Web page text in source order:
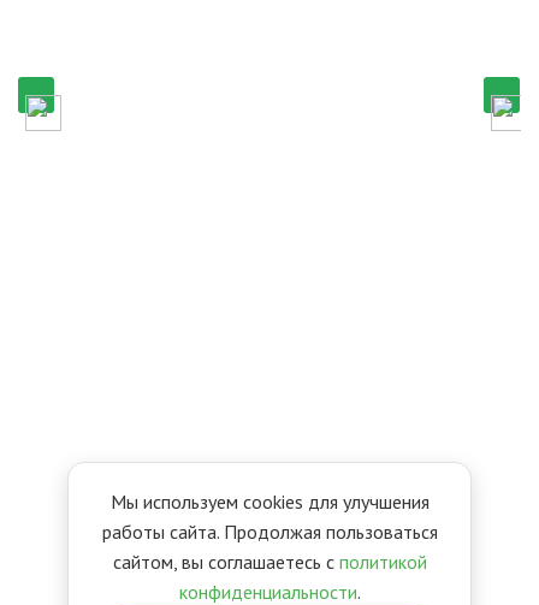
Мы используем cookies для улучшения
работы сайта. Продолжая пользоваться
сайтом, вы соглашаетесь с политикой
конфиденциальности.